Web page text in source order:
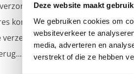
Deze website maakt
We gebruiken cookies om
websiteverkeer te
media, adverteren en
verstrekt of die ze hebben
worden naar een
komen niet toe bij de
verzender krijgt een